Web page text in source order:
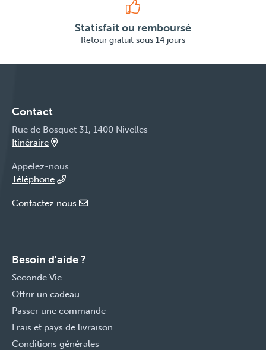
Statisfait ou remboursé
Retour gratuit sous 14 jours
Contact
Rue de Bosquet 31, 1400 Nivelles
Itinéraire
Appelez-nous
Téléphone
Contactez nous
Besoin d'aide ?
Seconde Vie
Offrir un cadeau
Passer une commande
Frais et pays de livraison
Conditions générales